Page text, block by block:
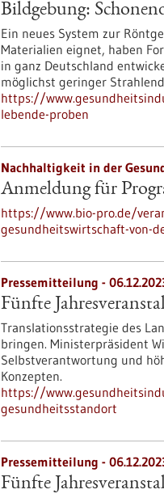
Bildgebung:
Ein neues System zur
Materialien eignet, haben
in ganz Deutschland
möglichst geringer
https://
lebende-proben
Nachhaltigkeit in der
Anmeldung für
https://www.bio-pro.de/
gesundheitswirtschaft-von-
Pressemitteilung -
Fünfte
Translationsstrategie des
bringen. Ministerpräsident
Selbstverantwortung und
Konzepten.
https://
gesundheitsstandort
Pressemitteilung -
Fünfte